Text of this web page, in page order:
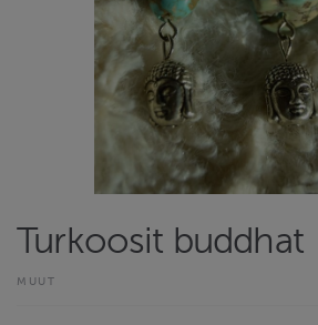
Turkoosit buddhat
MUUT